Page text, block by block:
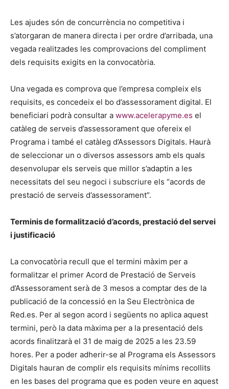
Les ajudes són de concurrència no competitiva i
s’atorgaran de manera directa i per ordre d’arribada, una
vegada realitzades les comprovacions del compliment
dels requisits exigits en la convocatòria.
Una vegada es comprova que l’empresa compleix els
requisits, es concedeix el bo d’assessorament digital. El
beneficiari podrà consultar a www.acelerapyme.es el
catàleg de serveis d’assessorament que ofereix el
Programa i també el catàleg d’Assessors Digitals. Haurà
de seleccionar un o diversos assessors amb els quals
desenvolupar els serveis que millor s’adaptin a les
necessitats del seu negoci i subscriure els “acords de
prestació de serveis d’assessorament”.
Terminis de formalització d’acords, prestació del servei
i justificació
La convocatòria recull que el termini màxim per a
formalitzar el primer Acord de Prestació de Serveis
d’Assessorament serà de 3 mesos a comptar des de la
publicació de la concessió en la Seu Electrònica de
Red.es. Per al segon acord i següents no aplica aquest
termini, però la data màxima per a la presentació dels
acords finalitzarà el 31 de maig de 2025 a les 23.59
hores. Per a poder adherir-se al Programa els Assessors
Digitals hauran de complir els requisits mínims recollits
en les bases del programa que es poden veure en aquest